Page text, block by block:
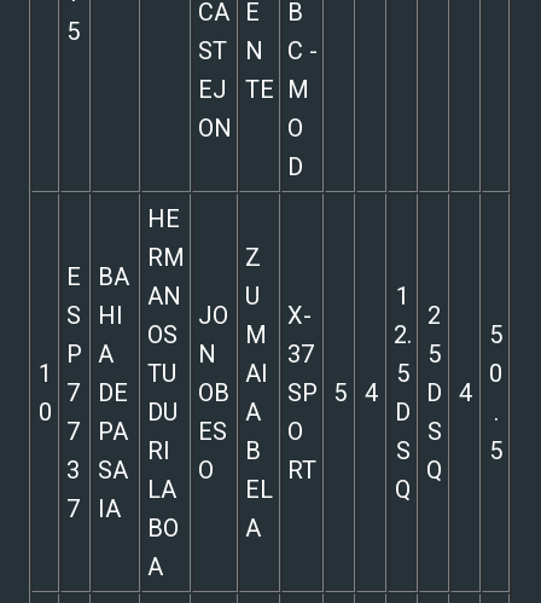
5
CA
ST
EJ
ON
E
N
TE
B
C -
M
O
D
1
0
E
S
P
7
7
3
7
BA
HI
A
DE
PA
SA
IA
HE
RM
AN
OS
TU
DU
RI
LA
BO
A
JO
N
OB
ES
O
Z
U
M
AI
A
B
EL
A
X-
37
SP
O
RT
5 4
1
2.
5
D
S
Q
2
5
D
S
Q
4
5
0
.
5